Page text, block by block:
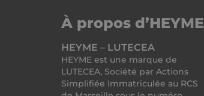
À propos d’HEYME
HEYME – LUTECEA
HEYME est une marque de
LUTECEA, Société par Actions
Simplifiée Immatriculée au RCS